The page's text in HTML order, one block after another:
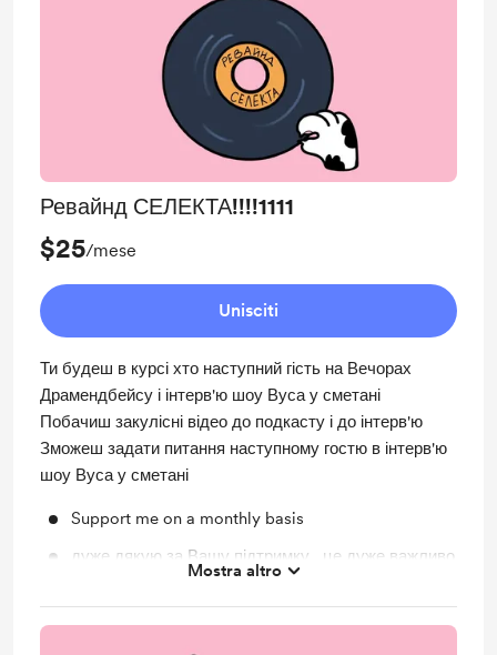
Ревайнд СЕЛЕКТА!!!!1111
$25/mese
Unisciti
Ти будеш в курсі хто наступний гість на Вечорах
Драмендбейсу і інтерв'ю шоу Вуса у сметані
Побачиш закулісні відео до подкасту і до інтерв'ю
Зможеш задати питання наступному гостю в інтерв'ю
шоу Вуса у сметані
Support me on a monthly basis
дуже дякую за Вашу підтримку , це дуже важливо
для розвитку подкасту!
Mostra altro